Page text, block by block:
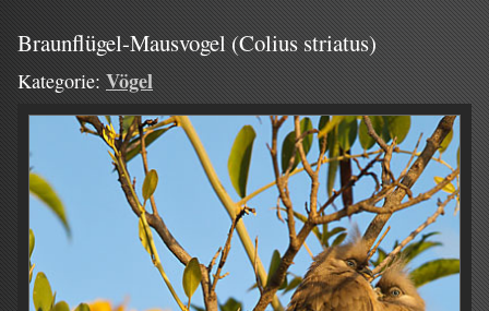
Braunflügel-Mausvogel (Colius striatus)
Kategorie: Vögel